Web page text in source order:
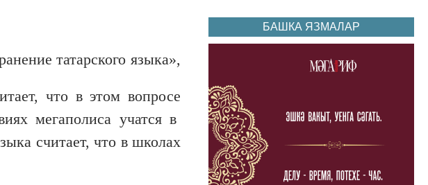
татарского языка»,
что в этом вопросе
мегаполиса учатся в
считает, что в школах
БАШКА ЯЗМАЛАР